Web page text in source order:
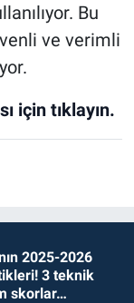
Bu
ve verimli
için tıklayın.
2025-2026
3 teknik
skorlar…